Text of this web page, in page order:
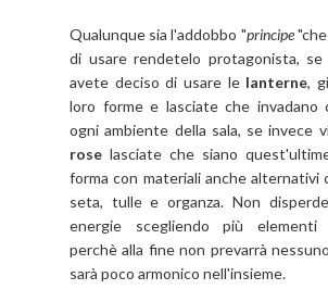
Qualunque sia l'addobbo "principe
di usare rendetelo protagonista, se
avete deciso di usare le lanterne,
loro forme e lasciate che invadano
ogni ambiente della sala, se invece
rose lasciate che siano
forma con materiali anche alternativi
seta, tulle e organza. Non
energie scegliendo più elementi
perchè alla fine non prevarrà
sarà poco armonico nell'insieme.